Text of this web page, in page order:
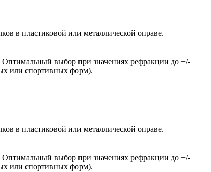
в пластиковой или металлической оправе.
Оптимальный выбор при значениях рефракции до +/-
или спортивных форм).
в пластиковой или металлической оправе.
Оптимальный выбор при значениях рефракции до +/-
или спортивных форм).